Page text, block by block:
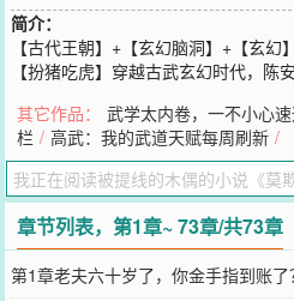
简介：
【古代王朝】+【玄幻脑洞】+【玄
【扮猪吃虎】穿越古武玄幻时代，陈
系统终于降临。一天一个天赋点，永
六十五点，悄然蜕变！三年，天赋暴
十年，天赋飙升三千六百五十点，碾
我不挑你的理，但是现在……你该叫
就偷偷成武圣了？？祖坟下的祖宗：
一起吹牛逼的兄弟：兄弟，你怎么背
毫无根骨的武道教习夜晚疯狂扇自己
我人族武圣毫无武道根基！低调发育
其它作品： 武学太内卷，一不小心
栏 / 高武：我的武道天赋每周刷新 /
章节列表，第1章~ 73章/共73章
第1章老夫六十岁了，你金手指到账了